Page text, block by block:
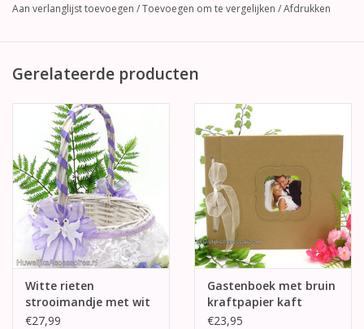
Aan verlanglijst toevoegen /Toevoegen om te vergelijken /Afdrukken
Gerelateerde producten
Witte rieten
strooimandje met wit
en lila kant
€27,99
Gastenboek met bruin
kraftpapier kaft
€23,95